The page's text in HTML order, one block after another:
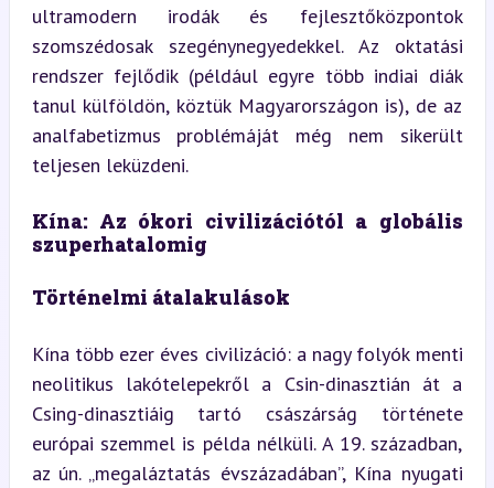
ultramodern irodák és fejlesztőközpontok
szomszédosak szegénynegyedekkel. Az oktatási
rendszer fejlődik (például egyre több indiai diák
tanul külföldön, köztük Magyarországon is), de az
analfabetizmus problémáját még nem sikerült
teljesen leküzdeni.
Kína: Az ókori civilizációtól a globális
szuperhatalomig
Történelmi átalakulások
Kína több ezer éves civilizáció: a nagy folyók menti
neolitikus lakótelepekről a Csin-dinasztián át a
Csing-dinasztiáig tartó császárság története
európai szemmel is példa nélküli. A 19. században,
az ún. „megaláztatás évszázadában”, Kína nyugati